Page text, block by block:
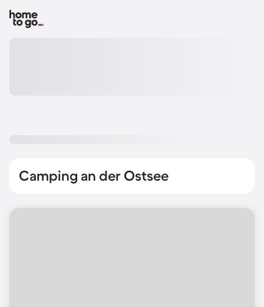
Camping an der Ostsee